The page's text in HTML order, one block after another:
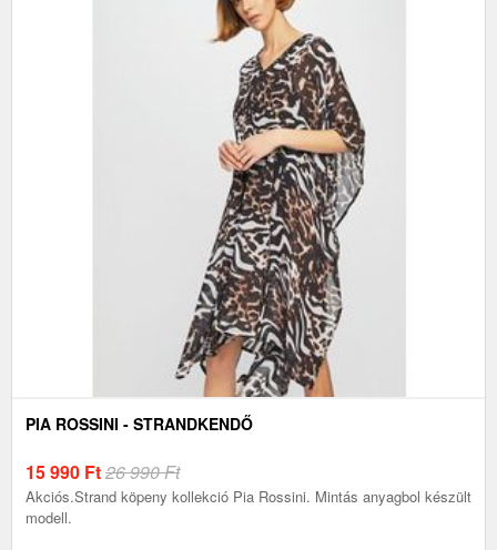
PIA ROSSINI - STRANDKENDŐ
15 990 Ft26 990 Ft
Akciós.Strand köpeny kollekció Pia Rossini. Mintás anyagbol készült
modell.